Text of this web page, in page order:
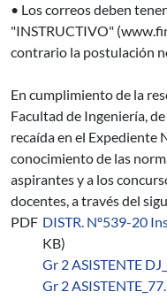
• Los correos deben
"INSTRUCTIVO"
contrario la postulación
En cumplimiento de la
Facultad de Ingeniería,
recaída en el Expediente
conocimiento de las
aspirantes y a los
docentes, a través del
PDF DISTR. Nº539-20
KB)
Gr 2 ASISTENTE
Gr 2